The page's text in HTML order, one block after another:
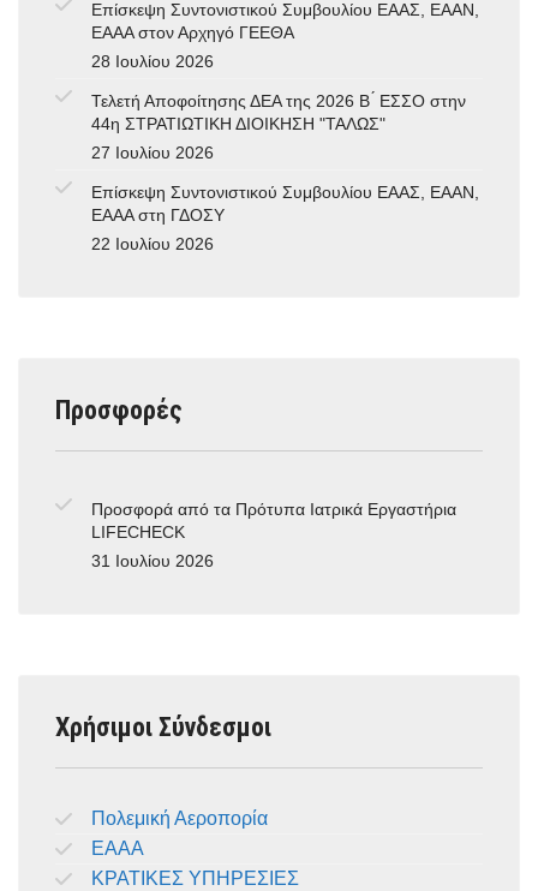
Επίσκεψη Συντονιστικού Συμβουλίου ΕΑΑΣ, ΕΑΑΝ,
ΕΑΑΑ στον Αρχηγό ΓΕΕΘΑ
28 Ιουλίου 2026
Τελετή Αποφοίτησης ΔΕΑ της 2026 Β ́ ΕΣΣΟ στην
44η ΣΤΡΑΤΙΩΤΙΚΗ ΔΙΟΙΚΗΣΗ "ΤΑΛΩΣ"
27 Ιουλίου 2026
Επίσκεψη Συντονιστικού Συμβουλίου ΕΑΑΣ, ΕΑΑΝ,
ΕΑΑΑ στη ΓΔΟΣΥ
22 Ιουλίου 2026
Προσφορές
Προσφορά από τα Πρότυπα Ιατρικά Εργαστήρια
LIFECHECK
31 Ιουλίου 2026
Χρήσιμοι Σύνδεσμοι
Πολεμική Αεροπορία
ΕΑΑΑ
ΚΡΑΤΙΚΕΣ ΥΠΗΡΕΣΙΕΣ